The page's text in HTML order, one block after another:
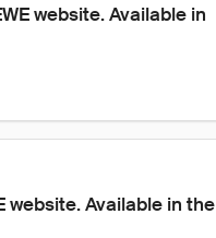
website. Available in
website. Available in the